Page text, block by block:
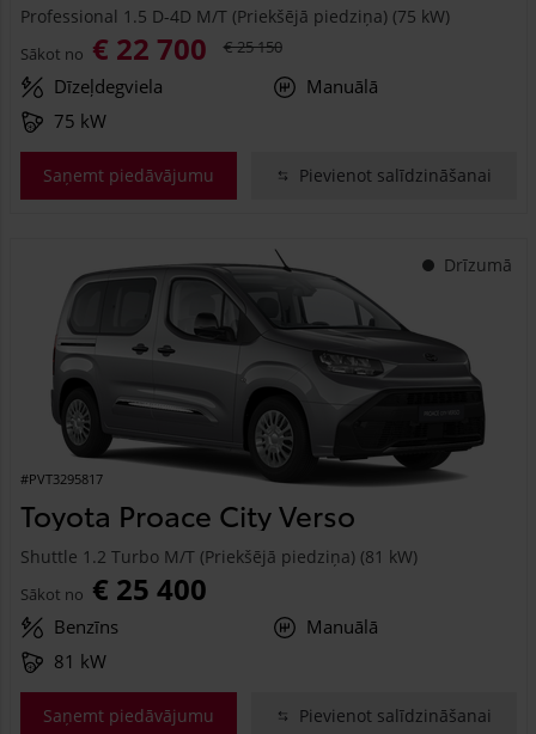
Professional 1.5 D-4D M/T (Priekšējā piedziņa) (75 kW)
Sākot no € 22 700 € 25 150
Dīzeļdegviela
Manuālā
75 kW
Saņemt piedāvājumu Pievienot salīdzināšanai
Drīzumā
#PVT3295817
Toyota Proace City Verso
Shuttle 1.2 Turbo M/T (Priekšējā piedziņa) (81 kW)
Sākot no € 25 400
Benzīns
Manuālā
81 kW
Saņemt piedāvājumu Pievienot salīdzināšanai